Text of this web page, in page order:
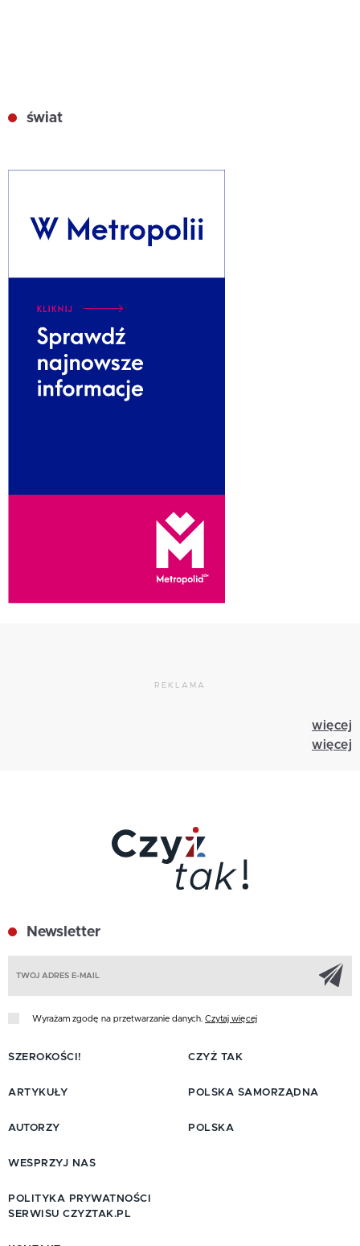
świat
REKLAMA
więcej
więcej
Newsletter
Wyrażam zgodę na przetwarzanie danych. Czytaj więcej
SZEROKOŚCI!
ARTYKUŁY
AUTORZY
CZYŻ TAK
POLSKA SAMORZĄDNA
POLSKA
WESPRZYJ NAS
POLITYKA PRYWATNOŚCI
SERWISU CZYZTAK.PL